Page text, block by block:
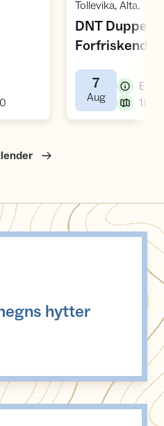
Tollevika, Alta,,
DNT Duppen -
Forfriskende
fellesskap
7
Aug,
hytter